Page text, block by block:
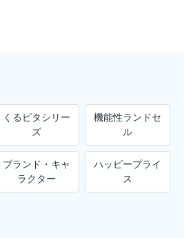
くるピタシリー
ズ
機能性ランドセ
ル
ブランド・キャ
ラクター
ハッピープライ
ス